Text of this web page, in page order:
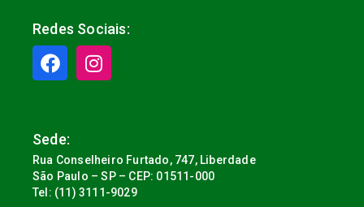
Redes Sociais:
Sede:
Rua Conselheiro Furtado, 747, Liberdade
São Paulo – SP – CEP: 01511-000
Tel: (11) 3111-9029